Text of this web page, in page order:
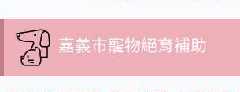
嘉義市寵物絕育補助